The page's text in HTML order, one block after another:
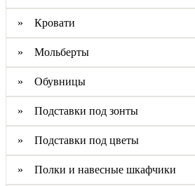
» Кровати
» Мольберты
» Обувницы
» Подставки под зонты
» Подставки под цветы
» Полки и навесные шкафчики